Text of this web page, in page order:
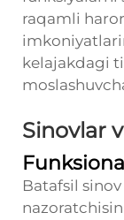
raqamli
kelajakdagi
Sinovlar
Batafsil